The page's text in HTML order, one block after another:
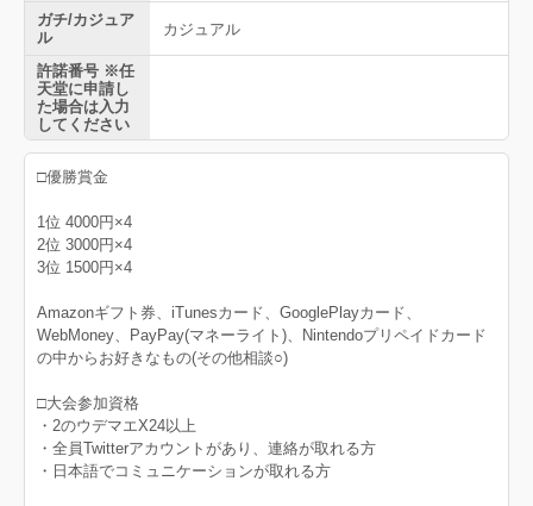
ガチ/カジュア
ル
カジュアル
許諾番号 ※任
天堂に申請し
た場合は入力
してください
□優勝賞金
1位 4000円×4
2位 3000円×4
3位 1500円×4
Amazonギフト券、iTunesカード、GooglePlayカード、
WebMoney、PayPay(マネーライト)、Nintendoプリペイドカード
の中からお好きなもの(その他相談○)
□大会参加資格
・2のウデマエX24以上
・全員Twitterアカウントがあり、連絡が取れる方
・日本語でコミュニケーションが取れる方